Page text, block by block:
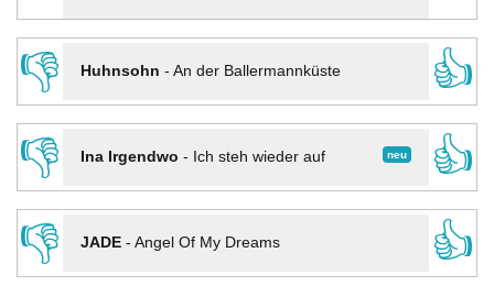
👎
Huhnsohn - An der Ballermannküste
👍
👎
neu
Ina Irgendwo - Ich steh wieder auf
👍
👎
JADE- Angel Of My Dreams
👍